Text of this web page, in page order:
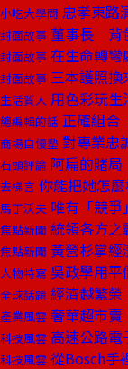
小吃大學問 忠孝東路
封面故事 董事長 背
封面故事 在生命轉彎
封面故事 三本護照換
生活質人 用色彩玩生
總編輯的話 正確組合
商場自慢塾 對專業忠
石頭評論 阿扁的賭局
去梯言 你能把她怎麼
馬丁沃夫 唯有「競
焦點新聞 統領各方之
焦點新聞 黃營杉掌經
人物特寫 吳政學用
全球話題 經濟越繁
產業風雲 奢華超市
科技風雲 高速公路
科技風雲 從Bosch手